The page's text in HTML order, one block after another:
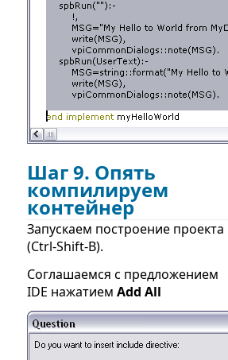
Шаг 9. Опять
компилируем
контейнер
Запускаем построение проекта
(Ctrl-Shift-B).
Соглашаемся с предложением
IDE нажатиемAdd All